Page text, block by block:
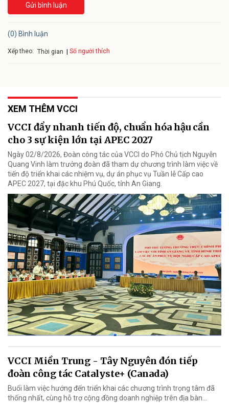
Gửi bình luận
(0) Bình luận
Xếp theo: Thời gian Số người thích
XEM THÊM VCCI
VCCI đẩy nhanh tiến độ, chuẩn hóa hậu cần
cho 3 sự kiện lớn tại APEC 2027
Ngày 02/8/2026, Đoàn công tác của VCCI do Phó Chủ tịch Nguyễn
Quang Vinh làm trưởng đoàn đã tham dự chương trình làm việc về
tiến độ triển khai các nhiệm vụ, dự án phục vụ Tuần lễ Cấp cao
APEC 2027, tại đặc khu Phú Quốc, tỉnh An Giang.
VCCI Miền Trung - Tây Nguyên đón tiếp
đoàn công tác Catalyste+ (Canada)
Buổi làm việc hướng đến triển khai các chương trình trọng tâm đã
thống nhất, cùng hỗ trợ cộng đồng doanh nghiệp trên địa bàn...